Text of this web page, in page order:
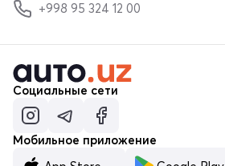
+998 95 324 12 00
Социальные сети
Мобильное приложение